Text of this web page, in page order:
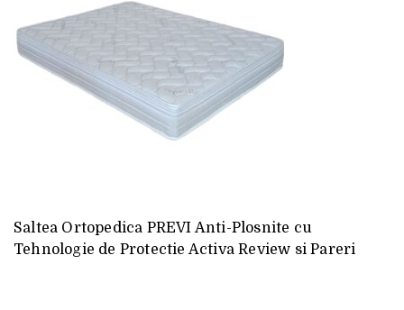
Saltea Ortopedica PREVI Anti-Plosnite cu
Tehnologie de Protectie Activa Review si Pareri